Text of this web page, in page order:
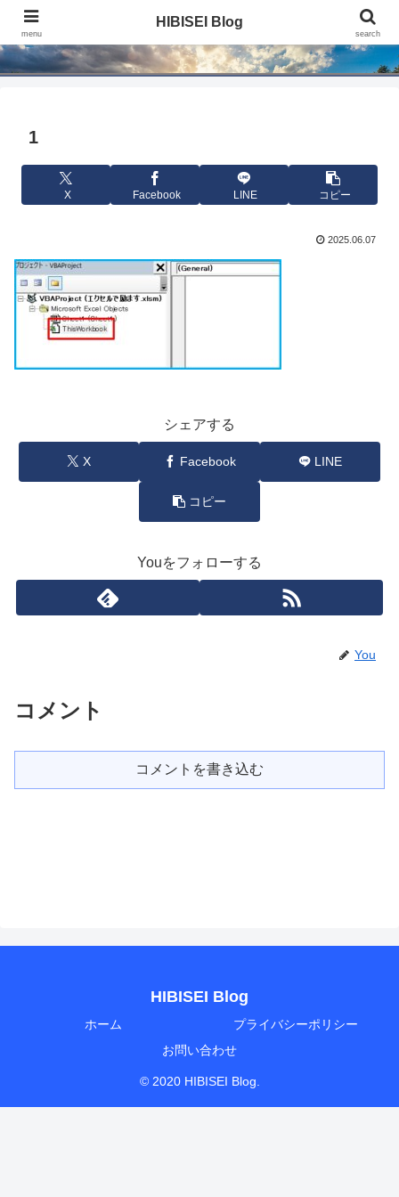
HIBISEI Blog
1
X Facebook LINE コピー
2025.06.07
シェアする
X Facebook LINE
コピー
Youをフォローする
You
コメント
コメントを書き込む
HIBISEI Blog
ホーム
プライバシーポリシー
お問い合わせ
© 2020 HIBISEI Blog.
menu
HIBISEI Blog
search